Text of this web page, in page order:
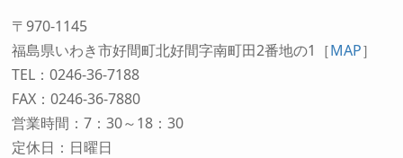
〒970-1145
福島県いわき市好間町北好間字南町田2番地の1 ［MAP］
TEL：0246-36-7188
FAX：0246-36-7880
営業時間：7：30～18：30
定休日：日曜日